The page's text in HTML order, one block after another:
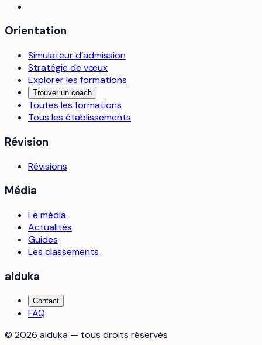
Orientation
Simulateur d’admission
Stratégie de vœux
Explorer les formations
Trouver un coach
Toutes les formations
Tous les établissements
Révision
Révisions
Média
Le média
Actualités
Guides
Les classements
aiduka
Contact
FAQ
© 2026 aiduka — tous droits réservés